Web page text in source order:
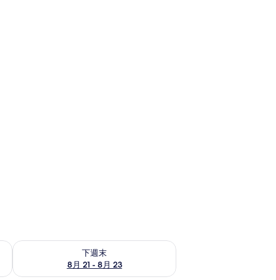
下週末
8月 21 - 8月 23
查看下週末 8月 21 - 8月 23的可訂空房